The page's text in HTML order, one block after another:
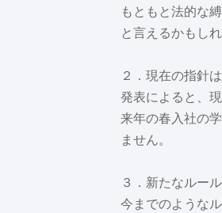
もともと法的な
と言えるかもしれ
２．現在の指針
発表によると、
来年の春入社の
ません。
３．新たなルー
今までのような